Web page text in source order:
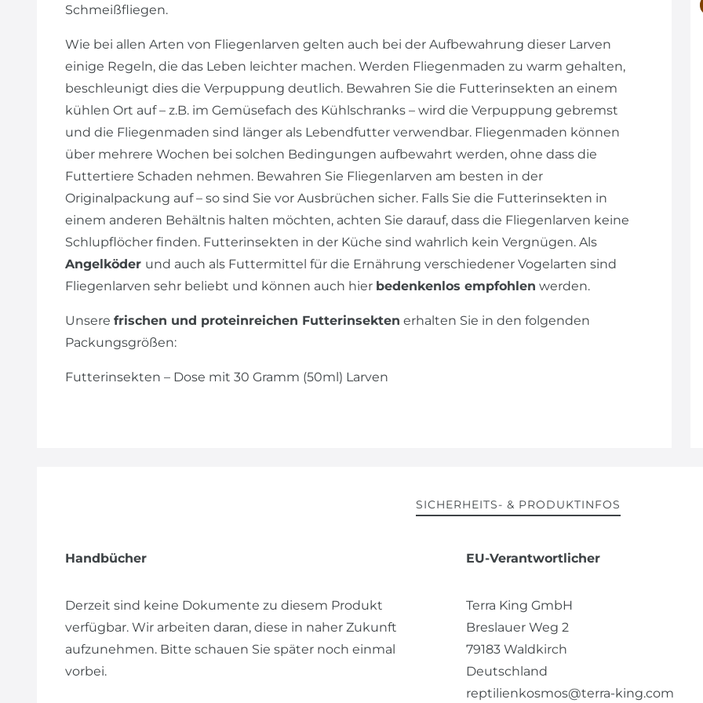
Schmeißfliegen.
Wie bei allen Arten von Fliegenlarven gelten auch bei der Aufbewahrung dieser Larven
einige Regeln, die das Leben leichter machen. Werden Fliegenmaden zu warm gehalten,
beschleunigt dies die Verpuppung deutlich. Bewahren Sie die Futterinsekten an einem
kühlen Ort auf – z.B. im Gemüsefach des Kühlschranks – wird die Verpuppung gebremst
und die Fliegenmaden sind länger als Lebendfutter verwendbar. Fliegenmaden können
über mehrere Wochen bei solchen Bedingungen aufbewahrt werden, ohne dass die
Futtertiere Schaden nehmen. Bewahren Sie Fliegenlarven am besten in der
Originalpackung auf – so sind Sie vor Ausbrüchen sicher. Falls Sie die Futterinsekten in
einem anderen Behältnis halten möchten, achten Sie darauf, dass die Fliegenlarven keine
Schlupflöcher finden. Futterinsekten in der Küche sind wahrlich kein Vergnügen. Als
Angelköder und auch als Futtermittel für die Ernährung verschiedener Vogelarten sind
Fliegenlarven sehr beliebt und können auch hier bedenkenlos empfohlen werden.
Unsere frischen und proteinreichen Futterinsekten erhalten Sie in den folgenden
Packungsgrößen:
Futterinsekten – Dose mit 30 Gramm (50ml) Larven
SICHERHEITS- & PRODUKTINFOS
Handbücher
Derzeit sind keine Dokumente zu diesem Produkt
verfügbar. Wir arbeiten daran, diese in naher Zukunft
aufzunehmen. Bitte schauen Sie später noch einmal
vorbei.
EU-Verantwortlicher
Terra King GmbH
Breslauer Weg 2
79183 Waldkirch
Deutschland
reptilienkosmos@terra-king.com